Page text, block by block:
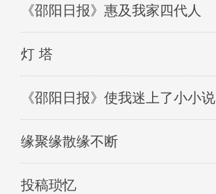
《邵阳日报》惠及我家四代人
灯 塔
《邵阳日报》使我迷上了小小说
缘聚缘散缘不断
投稿琐忆